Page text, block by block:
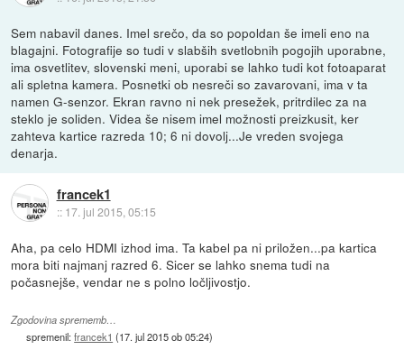
Sem nabavil danes. Imel srečo, da so popoldan še imeli eno na
blagajni. Fotografije so tudi v slabših svetlobnih pogojih uporabne,
ima osvetlitev, slovenski meni, uporabi se lahko tudi kot fotoaparat
ali spletna kamera. Posnetki ob nesreči so zavarovani, ima v ta
namen G-senzor. Ekran ravno ni nek presežek, pritrdilec za na
steklo je soliden. Videa še nisem imel možnosti preizkusit, ker
zahteva kartice razreda 10; 6 ni dovolj...Je vreden svojega
denarja.
francek1
:: 17. jul 2015, 05:15
Aha, pa celo HDMI izhod ima. Ta kabel pa ni priložen...pa kartica
mora biti najmanj razred 6. Sicer se lahko snema tudi na
počasnejše, vendar ne s polno ločljivostjo.
Zgodovina sprememb…
spremenil:francek1 (17. jul 2015 ob 05:24)